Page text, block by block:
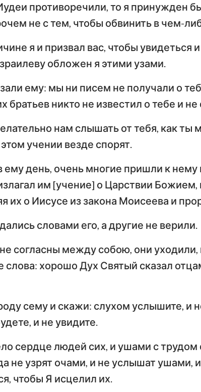
противоречили, то я принужден
не с тем, чтобы обвинить в чем-
я и призвал вас, чтобы увидеться
обложен я этими узами.
ему: мы ни писем не получали о
братьев никто не известил о тебе и не
нам слышать от тебя, как ты
учении везде спорят.
ему день, очень многие пришли к нему
им [учение] о Царствии Божием,
их о Иисусе из закона Моисеева и
словами его, а другие не верили.
согласны между собою, они уходили,
хорошо Дух Святый сказал
сему и скажи: слухом услышите, и
и не увидите.
сердце людей сих, и ушами с трудом
не узрят очами, и не услышат ушами,
чтобы Я исцелил их.